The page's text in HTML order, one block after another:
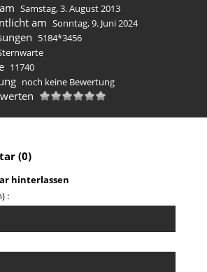
Samstag, 3. August 2013
am Sonntag, 9. Juni 2024
5184*3456
11740
noch keine Bewertung
(0)
hinterlassen
: